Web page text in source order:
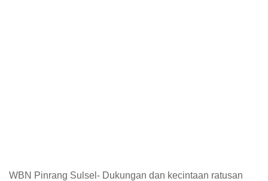
WBN Pinrang Sulsel- Dukungan dan kecintaan ratusan